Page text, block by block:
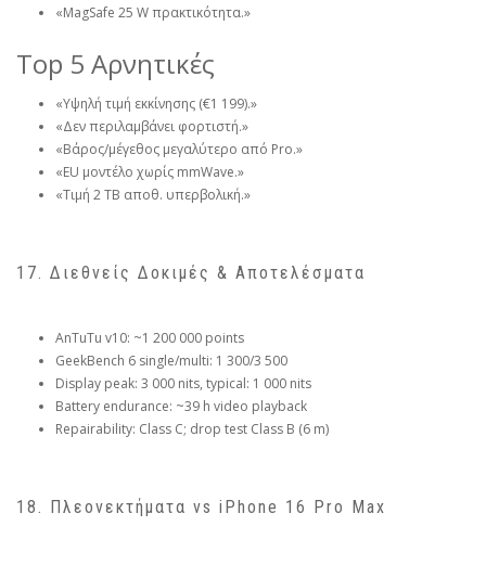
«MagSafe 25 W πρακτικότητα.»
Top 5 Αρνητικές
«Υψηλή τιμή εκκίνησης (€1 199).»
«Δεν περιλαμβάνει φορτιστή.»
«Βάρος/μέγεθος μεγαλύτερο από Pro.»
«EU μοντέλο χωρίς mmWave.»
«Τιμή 2 TB αποθ. υπερβολική.»
17. Διεθνείς Δοκιμές & Αποτελέσματα
AnTuTu v10: ~1 200 000 points
GeekBench 6 single/multi: 1 300/3 500
Display peak: 3 000 nits, typical: 1 000 nits
Battery endurance: ~39 h video playback
Repairability: Class C; drop test Class B (6 m)
18. Πλεονεκτήματα vs iPhone 16 Pro Max